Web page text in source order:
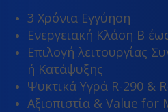
3 Χρόνια Εγγύηση
Ενεργειακή Κλάση Β
Επιλογή λειτουργίας
ή Κατάψυξης
Ψυκτικά Υγρά R-290 &
Αξιοπιστία & Value for